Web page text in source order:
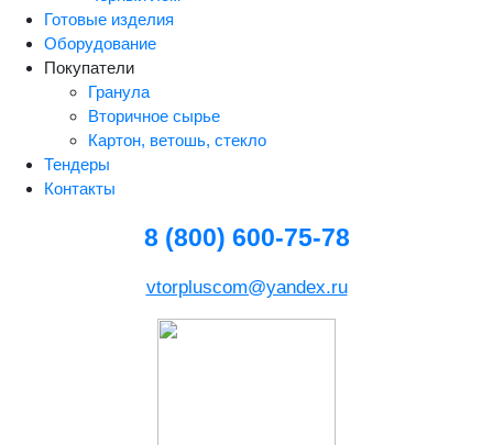
Готовые изделия
Оборудование
Покупатели
Гранула
Вторичное сырье
Картон, ветошь, стекло
Тендеры
Контакты
8 (800) 600-75-78
vtorpluscom@yandex.ru